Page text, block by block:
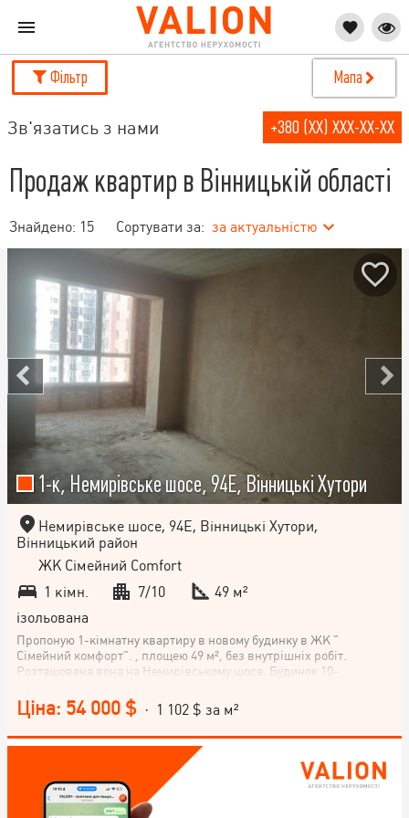
Фільтр Мапа
Зв'язатись з нами +380 (XX) XXX-XX-XX
Продаж квартир в Вінницькій області
Знайдено: 15 Сортувати за: за актуальністю
1-к, Немирівське шосе, 94Е, Вінницькі Хутори
Немирівське шосе, 94Е, Вінницькі Хутори,
Вінницький район
ЖК Сімейний Comfort
1 кімн.
7/10
49 м²
ізольована
Пропоную 1-кімнатну квартиру в новому будинку в ЖК "
Сімейний комфорт". , площею 49 м², без внутрішніх робіт.
Розташована вона на Немирівському шосе. Будинок 10-
м². Не кутова, два балкони з панорамною лоджією. Будинок
заселений,ліфт працює, комунікації підключені. Запрошуємо вас
на перегляд цієї квартири – це може бути ваше нове затишне
гніздечко у прекрасному місті Вінниці!
Ціна: 54 000 $ · 1 102 $ за м²